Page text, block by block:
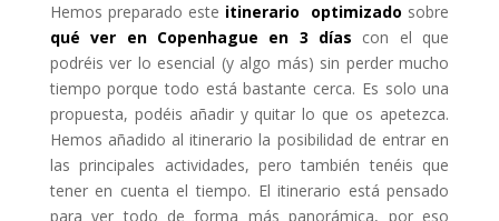
Hemos preparado este itinerario optimizado sobre
qué ver en Copenhague en 3 días con el que
podréis ver lo esencial (y algo más) sin perder mucho
tiempo porque todo está bastante cerca. Es solo una
propuesta, podéis añadir y quitar lo que os apetezca.
Hemos añadido al itinerario la posibilidad de entrar en
las principales actividades, pero también tenéis que
tener en cuenta el tiempo. El itinerario está pensado
para ver todo de forma más panorámica, por eso